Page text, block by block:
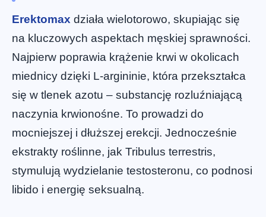
Erektomax działa wielotorowo, skupiając się
na kluczowych aspektach męskiej sprawności.
Najpierw poprawia krążenie krwi w okolicach
miednicy dzięki L-argininie, która przekształca
się w tlenek azotu – substancję rozluźniającą
naczynia krwionośne. To prowadzi do
mocniejszej i dłuższej erekcji. Jednocześnie
ekstrakty roślinne, jak Tribulus terrestris,
stymulują wydzielanie testosteronu, co podnosi
libido i energię seksualną.